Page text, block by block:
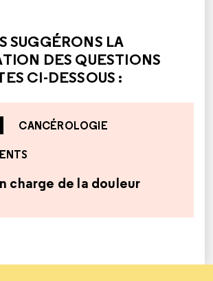
SUGGÉRONS LA
DES QUESTIONS
CI-DESSOUS :
CANCÉROLOGIE
charge de la douleur